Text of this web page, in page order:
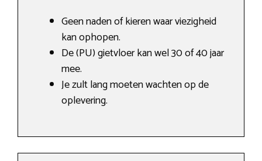
Geen naden of kieren waar viezigheid
kan ophopen.
De (PU) gietvloer kan wel 30 of 40 jaar
mee.
Je zult lang moeten wachten op de
oplevering.